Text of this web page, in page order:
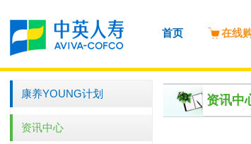
首页 在线
康养YOUNG计划
资讯中心
资讯中